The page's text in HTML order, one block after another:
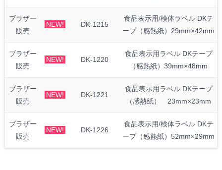
ブラザー
販売
NEW! DK-1215
食品表示用/検体ラベル DKテ
ープ（感熱紙）29mm×42mm
ブラザー
販売
NEW! DK-1220
食品表示用ラベル DKテープ
（感熱紙）39mm×48mm
ブラザー
販売
NEW! DK-1221
食品表示用ラベル DKテープ
（感熱紙） 23mm×23mm
ブラザー
販売
NEW! DK-1226
食品表示用/検体ラベル DKテ
ープ（感熱紙）52mm×29mm